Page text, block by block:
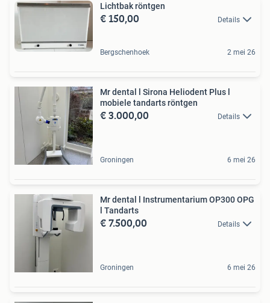
Lichtbak röntgen
€ 150,00 Details
Bergschenhoek 2 mei 26
Mr dental l Sirona Heliodent Plus l
mobiele tandarts röntgen
€ 3.000,00 Details
Groningen 6 mei 26
Mr dental l Instrumentarium OP300 OPG
l Tandarts
€ 7.500,00 Details
Groningen 6 mei 26